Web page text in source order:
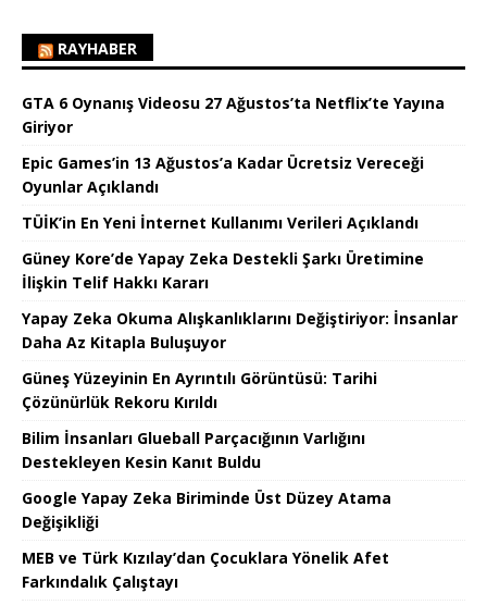
RAYHABER
GTA 6 Oynanış Videosu 27 Ağustos’ta Netflix’te Yayına
Giriyor
Epic Games’in 13 Ağustos’a Kadar Ücretsiz Vereceği
Oyunlar Açıklandı
TÜİK’in En Yeni İnternet Kullanımı Verileri Açıklandı
Güney Kore’de Yapay Zeka Destekli Şarkı Üretimine
İlişkin Telif Hakkı Kararı
Yapay Zeka Okuma Alışkanlıklarını Değiştiriyor: İnsanlar
Daha Az Kitapla Buluşuyor
Güneş Yüzeyinin En Ayrıntılı Görüntüsü: Tarihi
Çözünürlük Rekoru Kırıldı
Bilim İnsanları Glueball Parçacığının Varlığını
Destekleyen Kesin Kanıt Buldu
Google Yapay Zeka Biriminde Üst Düzey Atama
Değişikliği
MEB ve Türk Kızılay’dan Çocuklara Yönelik Afet
Farkındalık Çalıştayı